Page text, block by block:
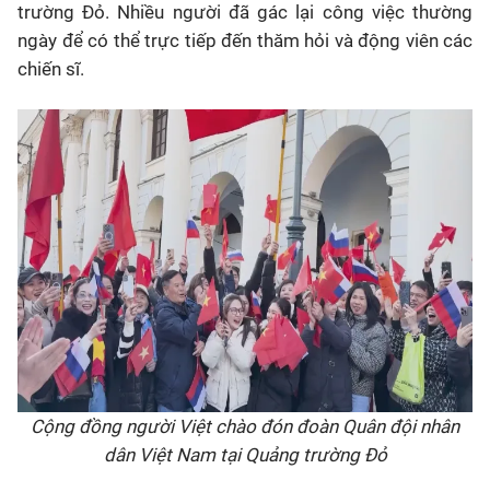
trường Đỏ. Nhiều người đã gác lại công việc thường
ngày để có thể trực tiếp đến thăm hỏi và động viên các
chiến sĩ.
Cộng đồng người Việt chào đón đoàn Quân đội nhân
dân Việt Nam tại Quảng trường Đỏ